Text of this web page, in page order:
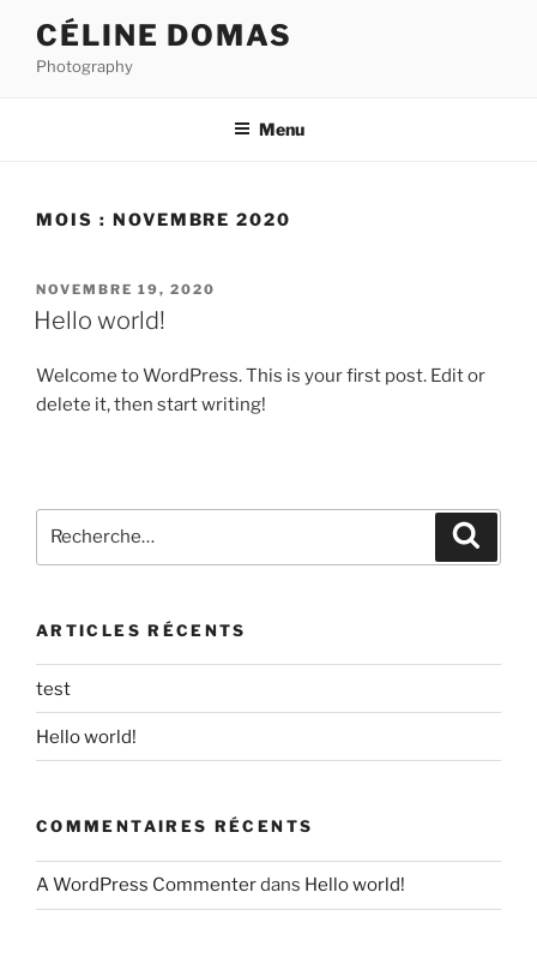
contenu
CÉLINE DOMAS
Photography
Menu
MOIS : NOVEMBRE 2020
PUBLIÉ
LE
NOVEMBRE 19, 2020
Hello world!
Welcome to WordPress. This is your first post. Edit or
delete it, then start writing!
pour
ARTICLES RÉCENTS
test
Hello world!
COMMENTAIRES RÉCENTS
A WordPress Commenterdans Hello world!